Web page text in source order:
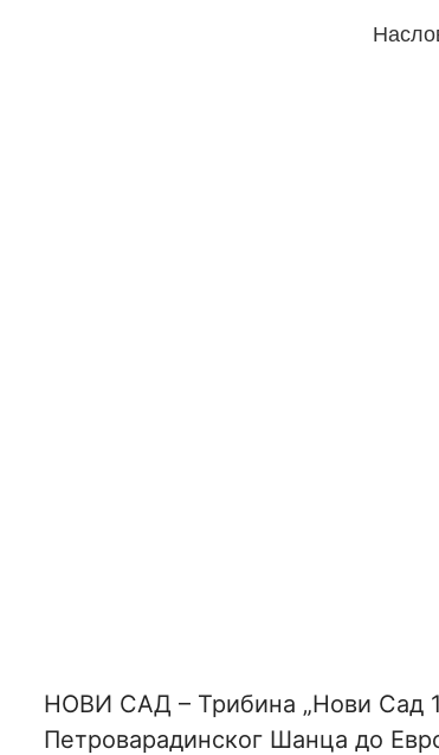
НОВИ САД – Трибина „Нови Сад
Петроварадинског Шанца до